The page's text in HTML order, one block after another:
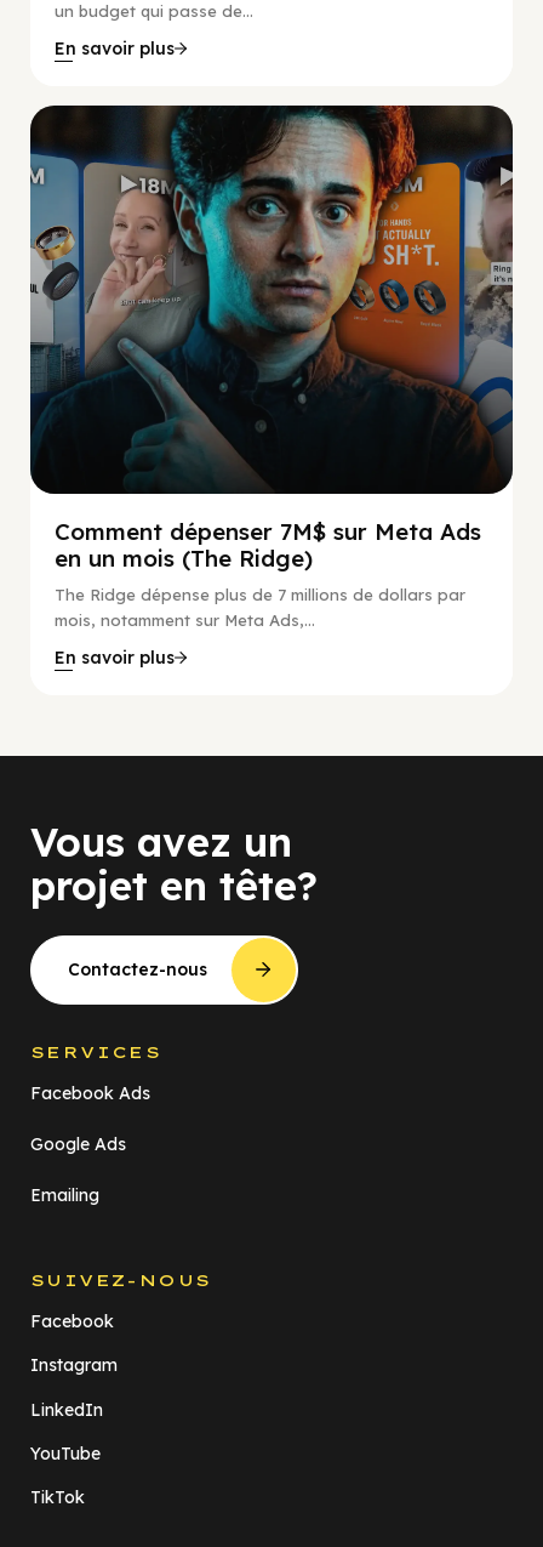
un budget qui passe de...
En savoir plus
Social Scaling
Comment dépenser 7M$ sur Meta Ads
en un mois (The Ridge)
The Ridge dépense plus de 7 millions de dollars par
mois, notamment sur Meta Ads,...
En savoir plus
Vous avez un
projet en tête?
Contactez-nous
SERVICES
Facebook Ads
Google Ads
Emailing
SUIVEZ-NOUS
Facebook
Instagram
LinkedIn
YouTube
TikTok